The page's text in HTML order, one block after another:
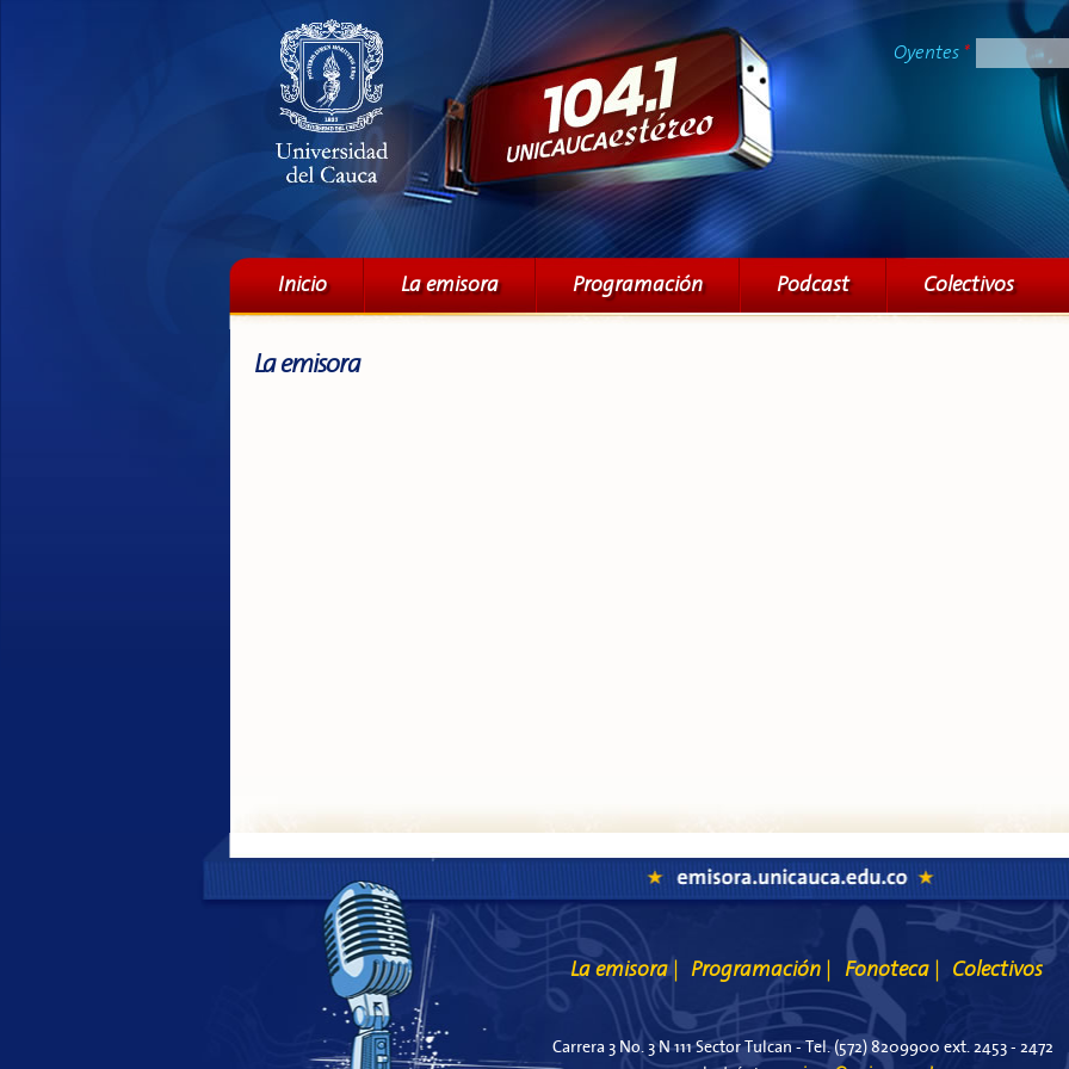
contenido
principal
Oyentes *
Menú principal
Inicio La emisora Programación Podcast Colectivos
La emisora
La emisora Programación Fonoteca Colectivos
Carrera 3 No. 3 N 111 Sector Tulcan - Tel. (572) 8209900 ext. 2453 - 2472